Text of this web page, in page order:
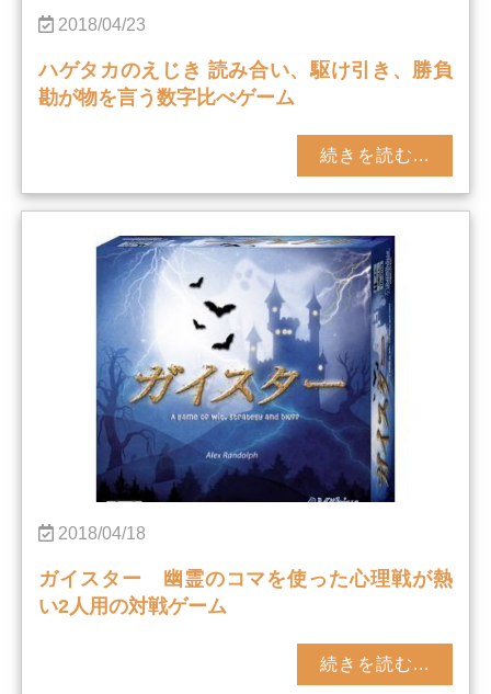
2018/04/23
ハゲタカのえじき 読み合い、駆け引き、勝負
勘が物を言う数字比べゲーム
続きを読む...
2018/04/18
ガイスター 幽霊のコマを使った心理戦が熱
い2人用の対戦ゲーム
続きを読む...